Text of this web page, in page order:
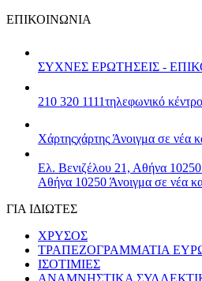
ΕΠΙΚΟΙΝΩΝΙΑ
ΣΥΧΝΕΣ ΕΡΩΤΗΣΕΙΣ -
210 320 1111τηλεφωνικό
Χάρτηςχάρτης Άνοιγμα σε νέα
Ελ. Βενιζέλου 21, Αθήνα 10250
Αθήνα 10250 Άνοιγμα σε νέα
ΓΙΑ ΙΔΙΩΤΕΣ
ΧΡΥΣΟΣ
ΤΡΑΠΕΖΟΓΡΑΜΜΑΤΙΑ
ΙΣΟΤΙΜΙΕΣ
ΑΝΑΜΝΗΣΤΙΚΑ